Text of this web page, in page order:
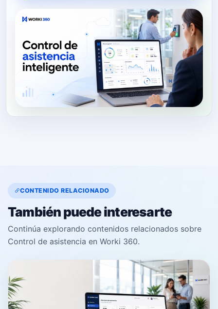
CONTENIDO RELACIONADO
También puede interesarte
Continúa explorando contenidos relacionados sobre
Control de asistencia en Worki 360.